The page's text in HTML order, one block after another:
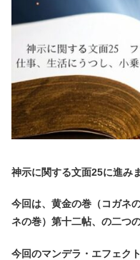
神示に関する文面25に進みま
今回は、黄金の巻（コガネ
ネの巻）第十二帖、の二つ
今回のマンデラ・エフェクト